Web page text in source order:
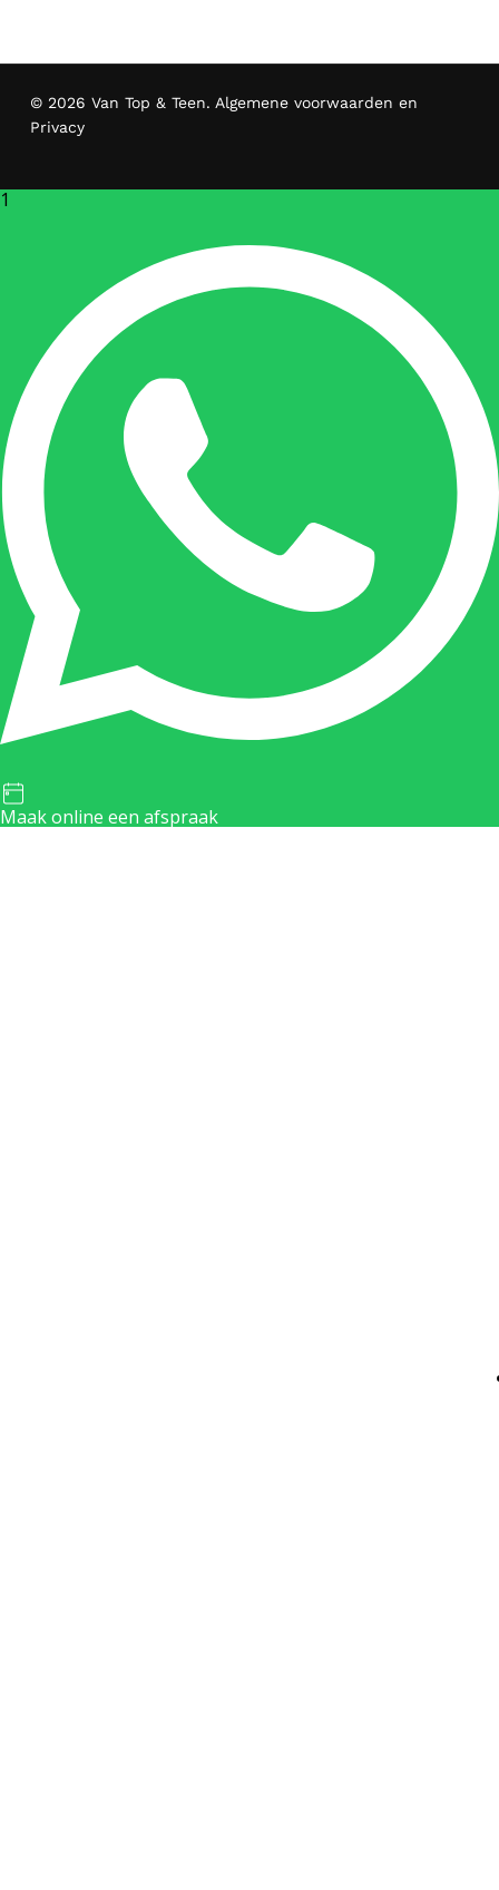
© 2026 Van Top & Teen. Algemene voorwaarden en
Privacy
1
Maak online een afspraak